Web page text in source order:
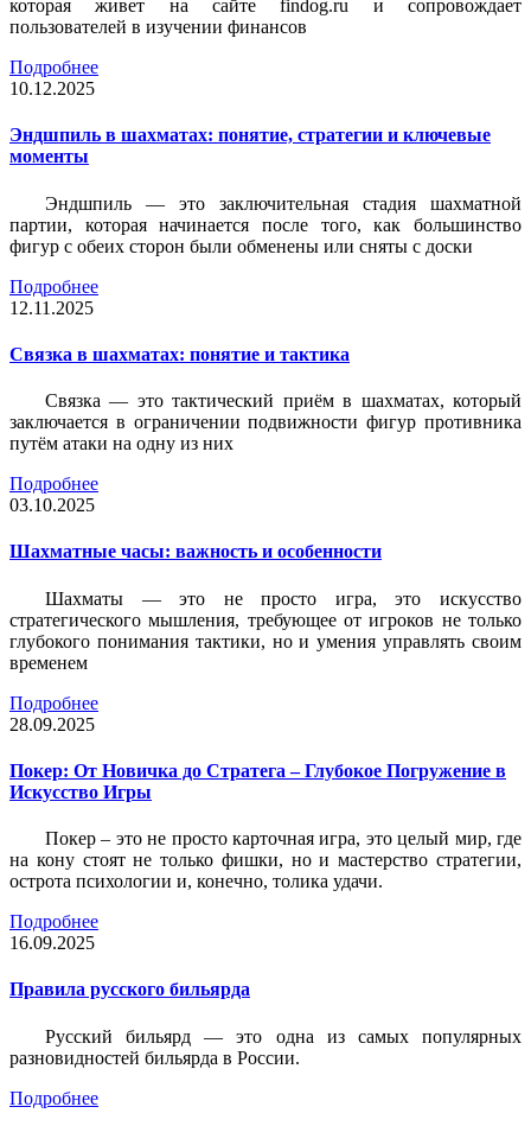
которая живет на сайте findog.ru и сопровождает
пользователей в изучении финансов
Подробнее
10.12.2025
Эндшпиль в шахматах: понятие, стратегии и ключевые
моменты
Эндшпиль — это заключительная стадия шахматной
партии, которая начинается после того, как большинство
фигур с обеих сторон были обменены или сняты с доски
Подробнее
12.11.2025
Связка в шахматах: понятие и тактика
Связка — это тактический приём в шахматах, который
заключается в ограничении подвижности фигур противника
путём атаки на одну из них
Подробнее
03.10.2025
Шахматные часы: важность и особенности
Шахматы — это не просто игра, это искусство
стратегического мышления, требующее от игроков не только
глубокого понимания тактики, но и умения управлять своим
временем
Подробнее
28.09.2025
Покер: От Новичка до Стратега – Глубокое Погружение в
Искусство Игры
Покер – это не просто карточная игра, это целый мир, где
на кону стоят не только фишки, но и мастерство стратегии,
острота психологии и, конечно, толика удачи.
Подробнее
16.09.2025
Правила русского бильярда
Русский бильярд — это одна из самых популярных
разновидностей бильярда в России.
Подробнее